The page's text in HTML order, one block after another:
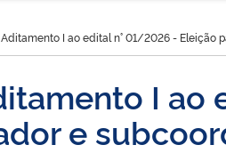
Aditamento I ao edital n° 01/2026 -
I
e